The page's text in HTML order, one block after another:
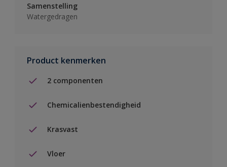
Samenstelling
Watergedragen
Product kenmerken
2 componenten
Chemicalienbestendigheid
Krasvast
Vloer